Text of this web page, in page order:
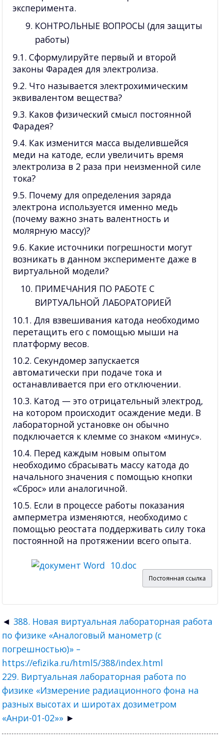
эксперимента.
КОНТРОЛЬНЫЕ ВОПРОСЫ (для защиты
работы)
9.1. Сформулируйте первый и второй
законы Фарадея для электролиза.
9.2. Что называется электрохимическим
эквивалентом вещества?
9.3. Каков физический смысл постоянной
Фарадея?
9.4. Как изменится масса выделившейся
меди на катоде, если увеличить время
электролиза в 2 раза при неизменной силе
тока?
9.5. Почему для определения заряда
электрона используется именно медь
(почему важно знать валентность и
молярную массу)?
9.6. Какие источники погрешности могут
возникать в данном эксперименте даже в
виртуальной модели?
ПРИМЕЧАНИЯ ПО РАБОТЕ С
ВИРТУАЛЬНОЙ ЛАБОРАТОРИЕЙ
10.1. Для взвешивания катода необходимо
перетащить его с помощью мыши на
платформу весов.
10.2. Секундомер запускается
автоматически при подаче тока и
останавливается при его отключении.
10.3. Катод — это отрицательный электрод,
на котором происходит осаждение меди. В
лабораторной установке он обычно
подключается к клемме со знаком «минус».
10.4. Перед каждым новым опытом
необходимо сбрасывать массу катода до
начального значения с помощью кнопки
«Сброс» или аналогичной.
10.5. Если в процессе работы показания
амперметра изменяются, необходимо с
помощью реостата поддерживать силу тока
постоянной на протяжении всего опыта.
10.doc
Постоянная ссылка
388. Новая виртуальная лабораторная работа
по физике «Аналоговый манометр (с
погрешностью)» –
https://efizika.ru/html5/388/index.html
229. Виртуальная лабораторная работа по
физике «Измерение радиационного фона на
разных высотах и широтах дозиметром
«Анри-01-02»»